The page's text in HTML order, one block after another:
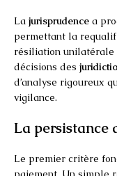
La jurisprudence a
permettant la
résiliation unilatérale
décisions des
d’analyse rigoureux
vigilance.
La persistance
Le premier critère